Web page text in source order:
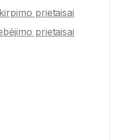
prietaisai
prietaisai